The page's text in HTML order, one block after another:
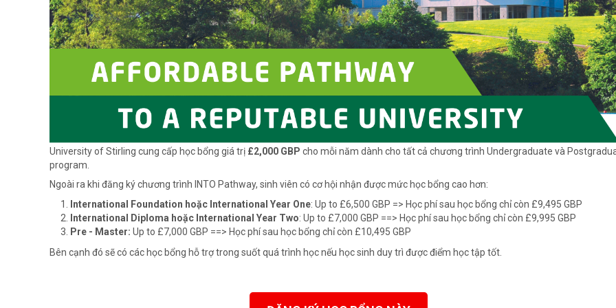
University of Stirling cung cấp học bổng giá trị £2,000 GBP cho mỗi năm dành cho tất cả chương trình Undergraduate và
program.
Ngoài ra khi đăng ký chương trình INTO Pathway, sinh viên có cơ hội nhận được mức học bổng cao hơn:
International Foundation hoặc International Year One: Up to £6,500 GBP => Học phí sau học bổng chỉ còn £9,495 GBP
International Diploma hoặc International Year Two: Up to £7,000 GBP ==> Học phí sau học bổng chỉ còn £9,995 GBP
Pre - Master: Up to £7,000 GBP ==> Học phí sau học bổng chỉ còn £10,495 GBP
Bên cạnh đó sẽ có các học bổng hỗ trợ trong suốt quá trình học nếu học sinh duy trì được điểm học tập tốt.